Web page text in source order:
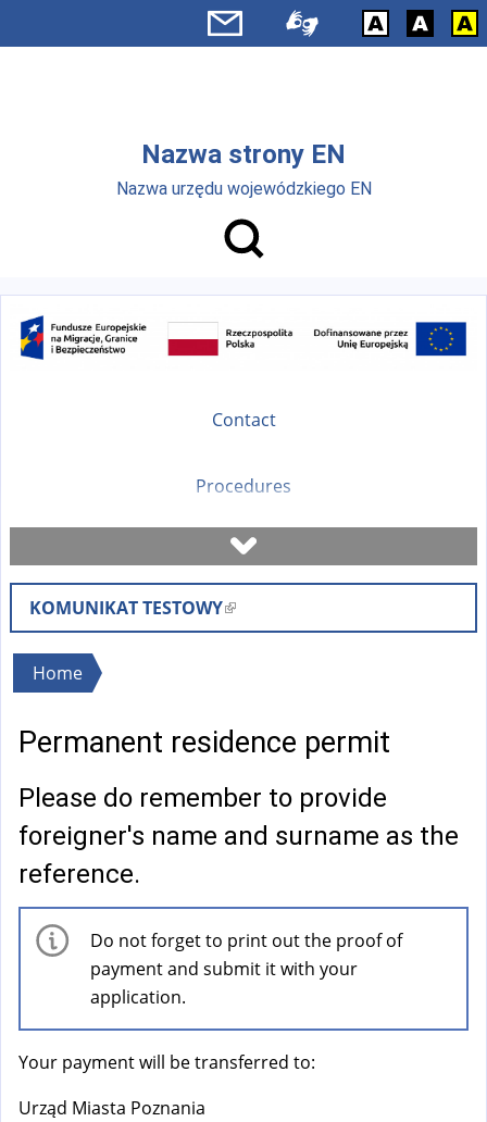
Nazwa strony EN
Nazwa urzędu wojewódzkiego EN
Contact
Procedures
Book a visit
Check case status
Fees
KOMUNIKAT TESTOWY(
l
i
e
x
n
a
)
You
here
Home
Permanent residence permit
Please do remember to provide
foreigner's name and surname as the
reference.
Do not forget to print out the proof of
payment and submit it with your
application.
Your payment will be transferred to:
Urząd Miasta Poznania